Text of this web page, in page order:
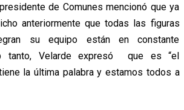
de Comunes mencionó que ya
anteriormente que todas las figuras
su equipo están en constante
tanto, Velarde expresó que es “el
la última palabra y estamos todos a